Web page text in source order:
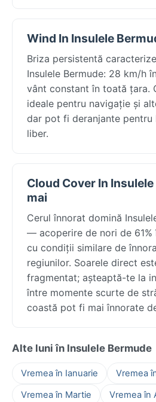
Wind In Insulele
Briza persistentă
Insulele Bermude: 28 km/h
vânt constant în toată țara.
ideale pentru navigație și
dar pot fi deranjante pentru
liber.
Cloud Cover In
mai
Cerul înnorat domină
— acoperire de nori de 61%
cu condiții similare de
regiunilor. Soarele direct
fragmentat; așteaptă-te la
între momente scurte de
coastă pot fi mai înnorate
Alte luni în Insulele Bermude
Vremea în Ianuarie
Vremea
Vremea în Martie
Vremea în